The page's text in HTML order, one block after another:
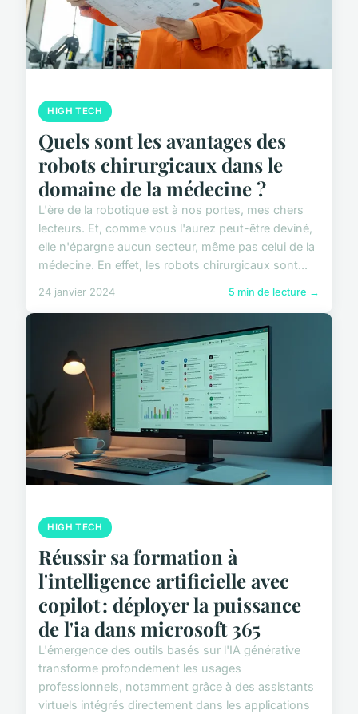
HIGH TECH
Quels sont les avantages des
robots chirurgicaux dans le
domaine de la médecine ?
L'ère de la robotique est à nos portes, mes chers
lecteurs. Et, comme vous l'aurez peut-être deviné,
elle n'épargne aucun secteur, même pas celui de la
médecine. En effet, les robots chirurgicaux sont...
24 janvier 2024 5 min de lecture →
HIGH TECH
Réussir sa formation à
l'intelligence artificielle avec
copilot : déployer la puissance
de l'ia dans microsoft 365
L'émergence des outils basés sur l'IA générative
transforme profondément les usages
professionnels, notamment grâce à des assistants
virtuels intégrés directement dans les applications